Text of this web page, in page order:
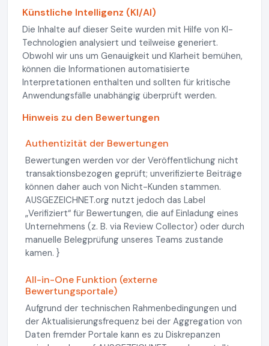
Künstliche Intelligenz (KI/AI)
Die Inhalte auf dieser Seite wurden mit Hilfe von KI-
Technologien analysiert und teilweise generiert.
Obwohl wir uns um Genauigkeit und Klarheit bemühen,
können die Informationen automatisierte
Interpretationen enthalten und sollten für kritische
Anwendungsfälle unabhängig überprüft werden.
Hinweis zu den Bewertungen
Authentizität der Bewertungen
Bewertungen werden vor der Veröffentlichung nicht
transaktionsbezogen geprüft; unverifizierte Beiträge
können daher auch von Nicht-Kunden stammen.
AUSGEZEICHNET.org nutzt jedoch das Label
„Verifiziert“ für Bewertungen, die auf Einladung eines
Unternehmens (z. B. via Review Collector) oder durch
manuelle Belegprüfung unseres Teams zustande
kamen. }
All-in-One Funktion (externe
Bewertungsportale)
Aufgrund der technischen Rahmenbedingungen und
der Aktualisierungsfrequenz bei der Aggregation von
Daten fremder Portale kann es zu Diskrepanzen